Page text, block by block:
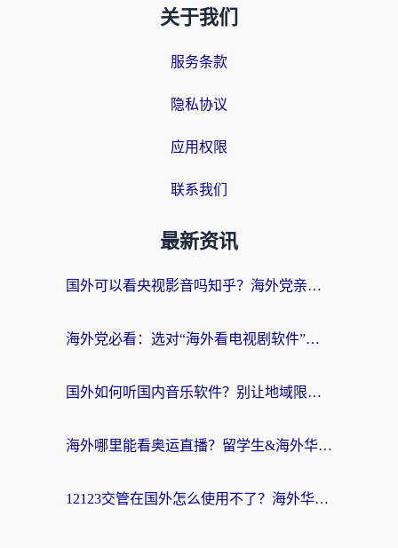
关于我们
服务条款
隐私协议
应用权限
联系我们
最新资讯
国外可以看央视影音吗知乎？海外党亲测有效的回国加速方案
海外党必看：选对“海外看电视剧软件”，再也不用愁国内剧刷不了
国外如何听国内音乐软件？别让地域限制，断了你的中文歌单
海外哪里能看奥运直播？留学生&海外华人必看的体育赛事观赛终极指南
12123交管在国外怎么使用不了？海外华人必看的无缝访问国内资源指南